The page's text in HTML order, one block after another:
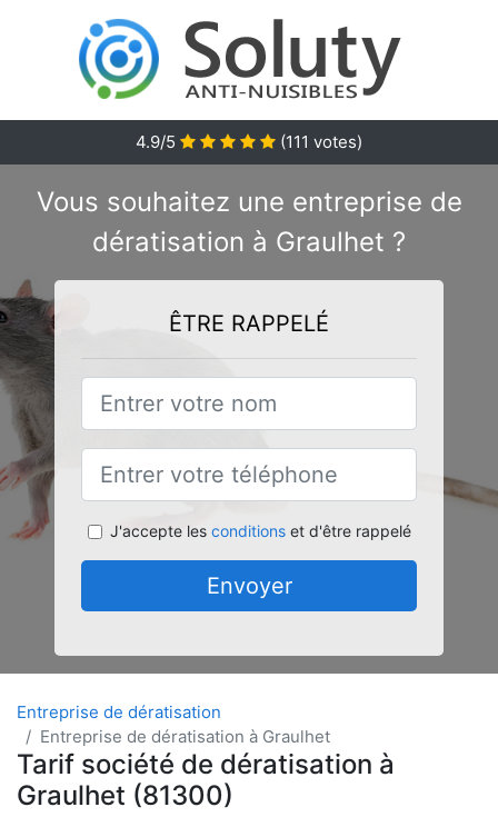
4.9/5 (111 votes)
Vous souhaitez une entreprise de
dératisation à Graulhet ?
ÊTRE RAPPELÉ
J'accepte les conditionset d'être rappelé
Envoyer
Entreprise de dératisation
Entreprise de dératisation à Graulhet
Tarif société de dératisation à
Graulhet (81300)